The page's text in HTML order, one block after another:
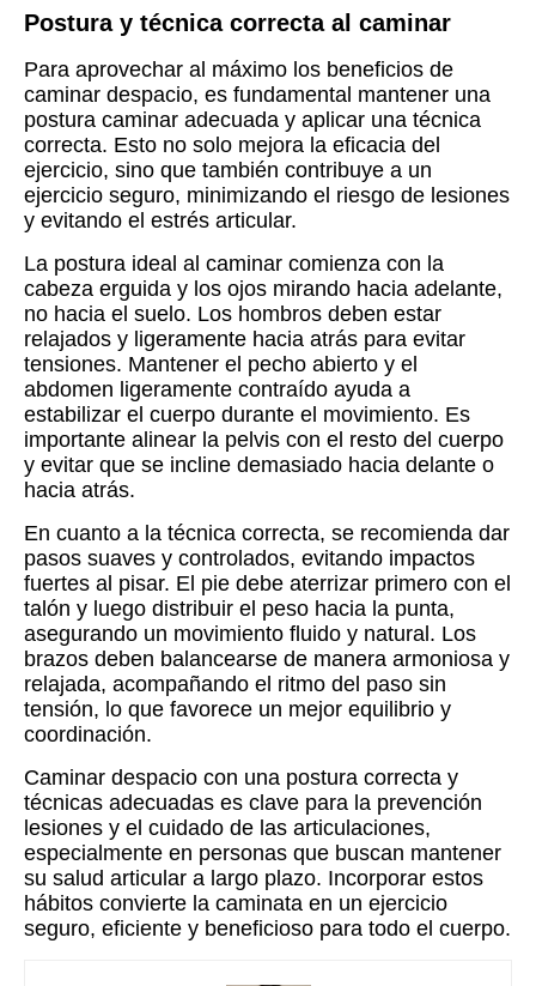
Postura y técnica correcta al caminar
Para aprovechar al máximo los beneficios de
caminar despacio, es fundamental mantener una
postura caminar adecuada y aplicar una técnica
correcta. Esto no solo mejora la eficacia del
ejercicio, sino que también contribuye a un
ejercicio seguro, minimizando el riesgo de lesiones
y evitando el estrés articular.
La postura ideal al caminar comienza con la
cabeza erguida y los ojos mirando hacia adelante,
no hacia el suelo. Los hombros deben estar
relajados y ligeramente hacia atrás para evitar
tensiones. Mantener el pecho abierto y el
abdomen ligeramente contraído ayuda a
estabilizar el cuerpo durante el movimiento. Es
importante alinear la pelvis con el resto del cuerpo
y evitar que se incline demasiado hacia delante o
hacia atrás.
En cuanto a la técnica correcta, se recomienda dar
pasos suaves y controlados, evitando impactos
fuertes al pisar. El pie debe aterrizar primero con el
talón y luego distribuir el peso hacia la punta,
asegurando un movimiento fluido y natural. Los
brazos deben balancearse de manera armoniosa y
relajada, acompañando el ritmo del paso sin
tensión, lo que favorece un mejor equilibrio y
coordinación.
Caminar despacio con una postura correcta y
técnicas adecuadas es clave para la prevención
lesiones y el cuidado de las articulaciones,
especialmente en personas que buscan mantener
su salud articular a largo plazo. Incorporar estos
hábitos convierte la caminata en un ejercicio
seguro, eficiente y beneficioso para todo el cuerpo.